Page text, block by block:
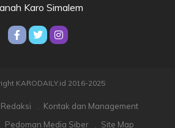
Karo Simalem
KARODAILY.id 2016-2025
Redaksi
Kontak dan Management
Pedoman Media Siber Site Map